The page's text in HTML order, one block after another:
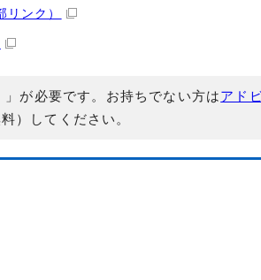
リンク）
が必要です。お持ちでない方はアド
）してください。